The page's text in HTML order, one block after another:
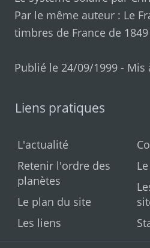
Par le même auteur : Le
timbres de France de
Publié le 24/09/1999 - Mis
Liens pratiques
L'actualité
Retenir l'ordre des
planètes
Le plan du site
Les liens